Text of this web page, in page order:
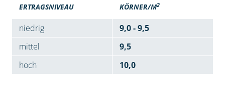
ERTRAGSNIVEAU KÖRNER/M2
niedrig
9,0 - 9,5
mittel
9,5
hoch
10,0